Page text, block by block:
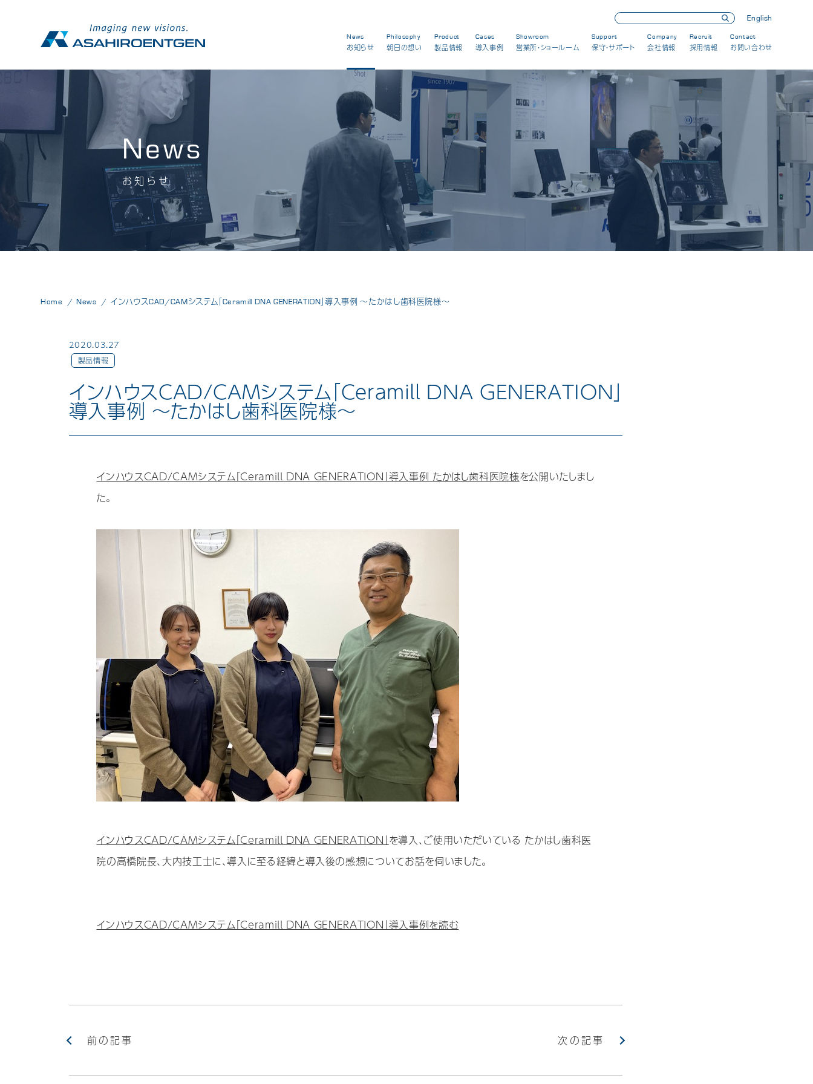
English
News
お知らせ
Philosophy
朝日の想い
Product
製品情報
Cases
導入事例
Showroom
営業所・ショールーム
Support
保守・サポート
Company
会社情報
Recruit
採用情報
Contact
お問い合わせ
News
お知らせ
Home News インハウスCAD/CAMシステム「Ceramill DNA GENERATION」導入事例 ～たかはし歯科医院様～
2020.03.27
製品情報
インハウスCAD/CAMシステム「Ceramill DNA GENERATION」
導入事例 ～たかはし歯科医院様～
インハウスCAD/CAMシステム「Ceramill DNA GENERATION」導入事例 たかはし歯科医院様を公開いたしまし
た。
インハウスCAD/CAMシステム「Ceramill DNA GENERATION」を導入、ご使用いただいている たかはし歯科医
院の高橋院長、大内技工士に、導入に至る経緯と導入後の感想についてお話を伺いました。
インハウスCAD/CAMシステム「Ceramill DNA GENERATION」導入事例を読む
前の記事 次の記事
展示会・セミナー情報
製品情報
新製品
保守・メンテナンス
会社情報